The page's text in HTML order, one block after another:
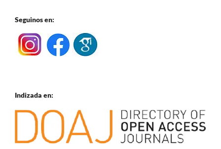
Seguinos en:
Indizada en: